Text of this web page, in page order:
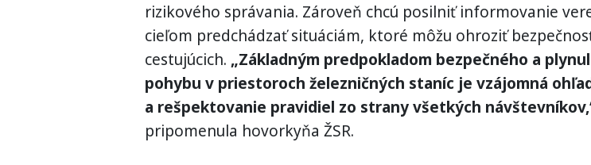
rizikového správania. Zároveň chcú posilniť informovanie
cieľom predchádzať situáciám, ktoré môžu ohroziť
cestujúcich. „Základným predpokladom bezpečného a
pohybu v priestoroch železničných staníc je vzájomná
a rešpektovanie pravidiel zo strany všetkých
pripomenula hovorkyňa ŽSR.